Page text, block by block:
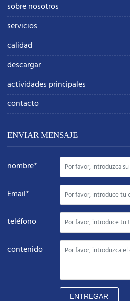
sobre nosotros
servicios
calidad
descargar
actividades principales
contacto
ENVIAR MENSAJE
nombre*
Email*
teléfono
contenido
ENTREGAR